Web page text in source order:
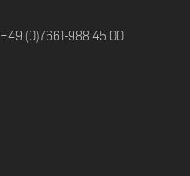
+49 (0)7661-988 45 00